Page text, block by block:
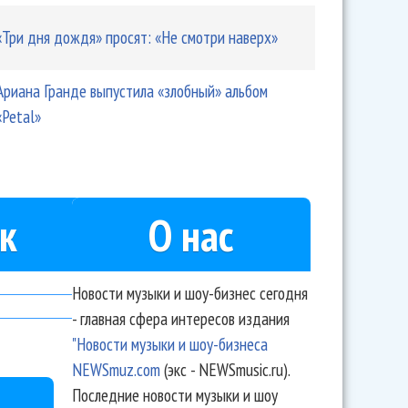
дня дождя» просят: «Не смотри наверх»
Гранде выпустила «злобный» альбом
О нас
Новости музыки и шоу-бизнес сегодня
- главная сфера интересов издания
"Новости музыки и шоу-бизнеса
NEWSmuz.com(экс - NEWSmusic.ru).
Последние новости музыки и шоу